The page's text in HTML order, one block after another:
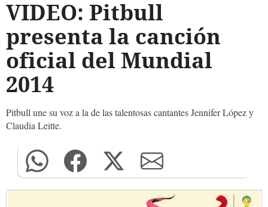
VIDEO: Pitbull
presenta la canción
oficial del Mundial
2014
Pitbull une su voz a la de las talentosas cantantes Jennifer López y
Claudia Leitte.